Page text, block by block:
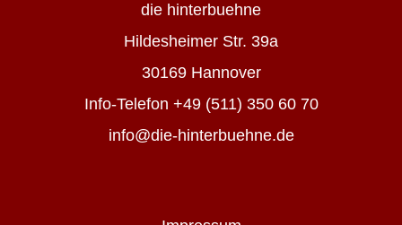
die hinterbuehne
Hildesheimer Str. 39a
30169 Hannover
Info-Telefon +49 (511) 350 60 70
info@die-hinterbuehne.de